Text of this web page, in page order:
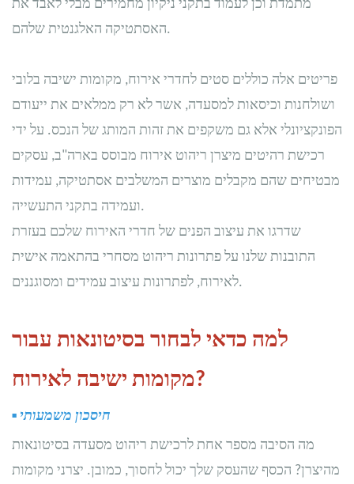
מתמדת וכן לעמוד בתקני ניקיון מחמירים מבלי לאבד את
האסתטיקה האלגנטית שלהם.
פריטים אלה כוללים סטים לחדרי אירוח, מקומות ישיבה בלובי
ושולחנות וכיסאות למסעדה, אשר לא רק ממלאים את ייעודם
הפונקציונלי אלא גם משקפים את זהות המותג של הנכס. על ידי
רכישת רהיטים מיצרן ריהוט אירוח מבוסס בארה"ב, עסקים
מבטיחים שהם מקבלים מוצרים המשלבים אסתטיקה, עמידות
ועמידה בתקני התעשייה.
שדרגו את עיצוב הפנים של חדרי האירוח שלכם בעזרת
התובנות שלנו על פתרונות ריהוט מסחרי בהתאמה אישית
לאירוח, לפתרונות עיצוב עמידים ומסוגננים.
למה כדאי לבחור בסיטונאות עבור
מקומות ישיבה לאירוח?
▪ חיסכון משמעותי
מה הסיבה מספר אחת לרכישת ריהוט מסעדה בסיטונאות
מהיצרן? הכסף שהעסק שלך יכול לחסוך, כמובן. יצרני מקומות